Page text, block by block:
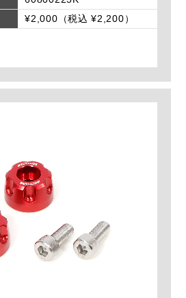
¥2,000（税込 ¥2,200）